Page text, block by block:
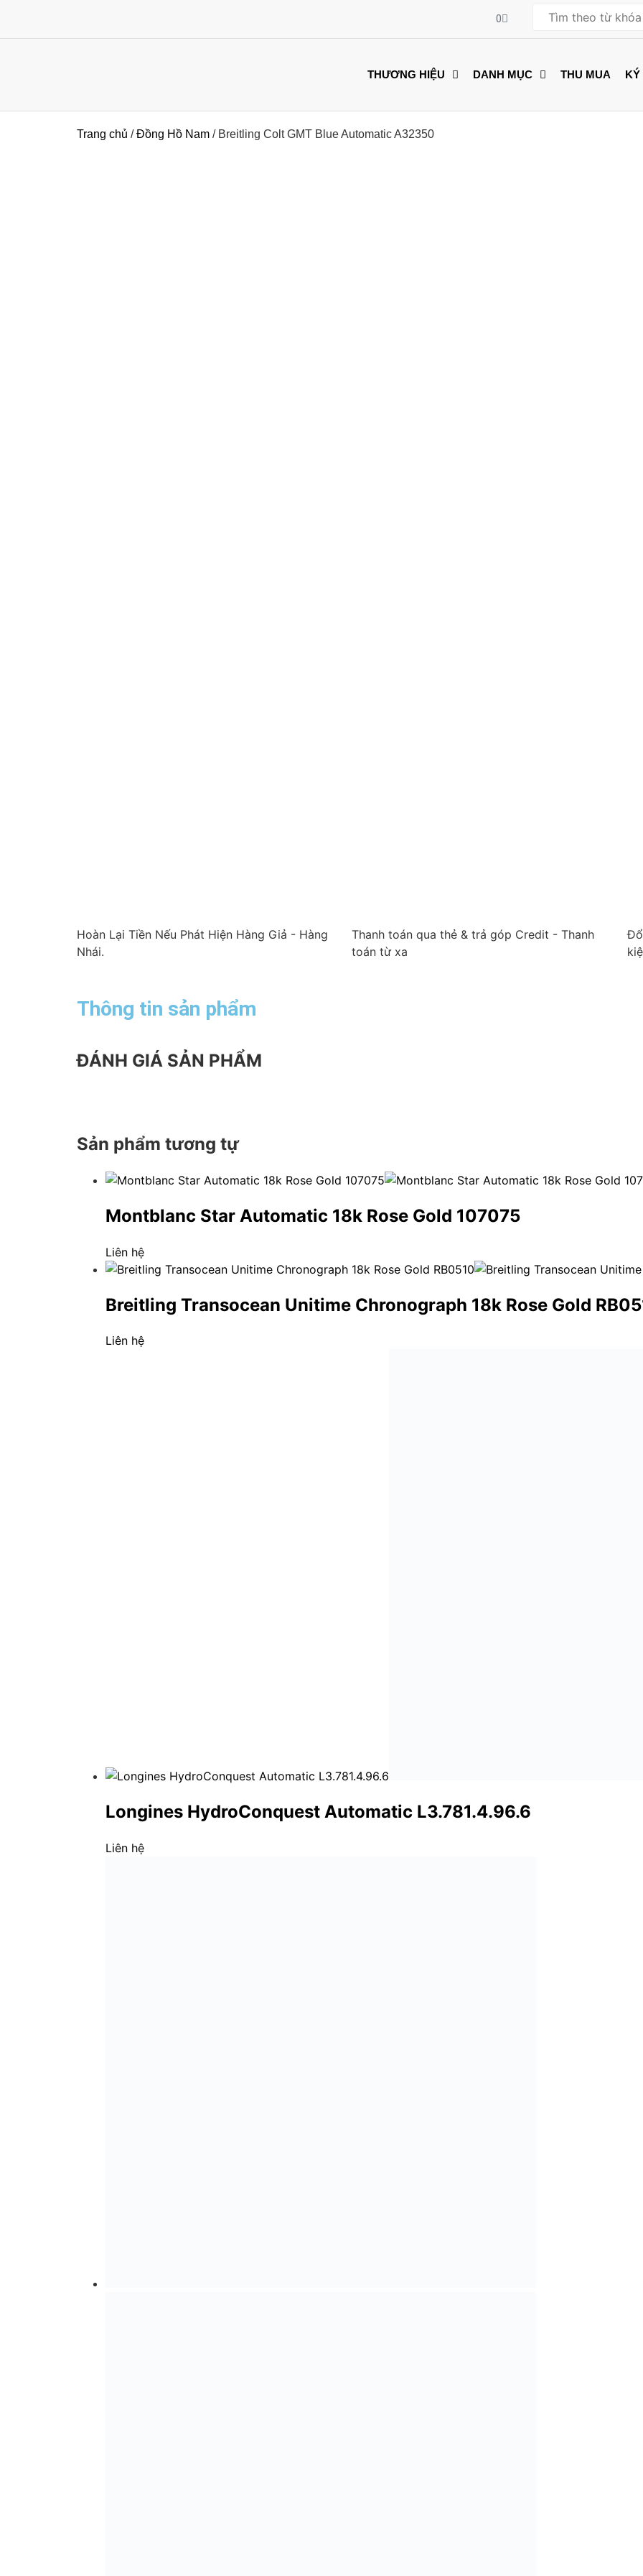
0
THƯƠNG HIỆU DANH MỤC THU MUA KÝ
Trang chủ /Đồng Hồ Nam / Breitling Colt GMT Blue Automatic A32350
Hoàn Lại Tiền Nếu Phát Hiện Hàng Giả - Hàng
Nhái.
Thanh toán qua thẻ & trả góp Credit - Thanh
toán từ xa
Thông tin sản phẩm
ĐÁNH GIÁ SẢN PHẨM
Sản phẩm tương tự
Montblanc Star Automatic 18k Rose Gold 107075
Liên hệ
Breitling Transocean Unitime Chronograph 18k Rose Gold
Liên hệ
Longines HydroConquest Automatic L3.781.4.96.6
Liên hệ